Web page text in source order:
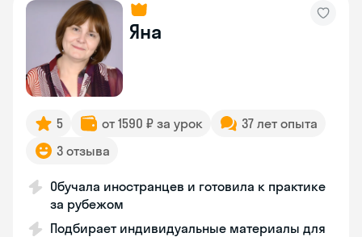
Яна
5 от 1590 ₽ за урок
37 лет опыта
3 отзыва
Обучала иностранцев и готовила к практике
за рубежом
Подбирает индивидуальные материалы для